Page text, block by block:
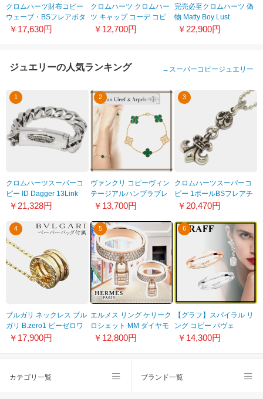
クロムハーツ財布コピー
ウェーブ・BSフレアボタ
ン・バイオレットウォレ
￥17,630円
クロムハーツ クロムハー
ツ キャップ コーデ コピ
ー 高級シルクキャップダ
￥12,700円
完売必至クロムハーツ 偽
物 Matty Boy Lust
Crewneck Sweatshirt 関
￥22,900円
ジュエリーの人気ランキング → スーパーコピージュエリー
1
クロムハーツスーパーコ
ピー ID Dagger 13Link
Classic Chain Bracelet ID
クチェーンブレスレット
chb19
￥21,328円
2
ヴァンクリ コピーヴィン
テージアルハンブラブレ
スレット5モチーフ
￥13,700円
3
クロムハーツスーパーコ
ピー 1ボールBSフレアチ
ャーム ペンダント チェー
￥20,470円
4
ブルガリ ネックレス ブル
ガリ B.zero1 ビーゼロワ
ン イエローゴールド ペン
￥17,900円
5
エルメス リング ケリーク
ロシェット MM ダイヤモ
ンド ピンク偽物
￥12,800円
6
【グラフ】スパイラル リ
ング コピー パヴェ
w230401405
￥14,300円
カテゴリ一覧 ブランド一覧